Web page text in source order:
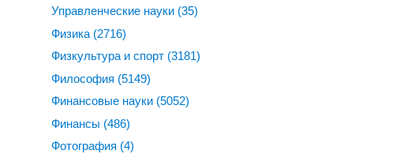
Управленческие науки (35)
Физика (2716)
Физкультура и спорт (3181)
Философия (5149)
Финансовые науки (5052)
Финансы (486)
Фотография (4)